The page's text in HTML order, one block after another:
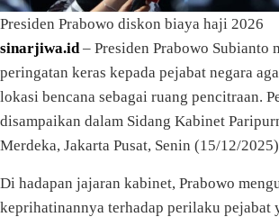
Presiden Prabowo diskon biaya haji 2026
sinarjiwa.id – Presiden Prabowo Subianto
peringatan keras kepada pejabat negara
lokasi bencana sebagai ruang pencitraan.
disampaikan dalam Sidang Kabinet
Merdeka, Jakarta Pusat, Senin (15/12/
Di hadapan jajaran kabinet, Prabowo
keprihatinannya terhadap perilaku pejabat